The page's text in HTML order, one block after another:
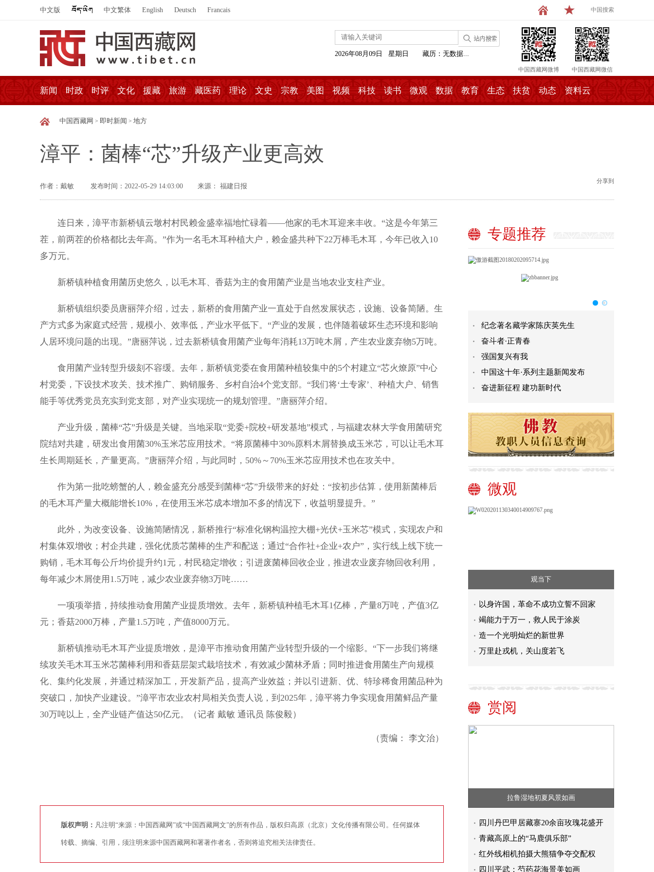
中文版 中文繁体 English Deutsch Francais 中国搜索
中国西藏网微博 中国西藏网微信
2026年08月09日 星期日 藏历：无数据...
新闻 时政 时评 文化 援藏 旅游 藏医药 理论 文史 宗教 美图 视频 科技 读书 微观 数据 教育 生态 扶贫 动态 资料云
中国西藏网 > 即时新闻 > 地方
漳平：菌棒“芯”升级产业更高效
作者：戴敏 发布时间：2022-05-29 14:03:00 来源： 福建日报
分享到
连日来，漳平市新桥镇云墩村村民赖金盛幸福地忙碌着——他家的毛木耳迎来丰收。“这是今年第三
茬，前两茬的价格都比去年高。”作为一名毛木耳种植大户，赖金盛共种下22万棒毛木耳，今年已收入10
多万元。
新桥镇种植食用菌历史悠久，以毛木耳、香菇为主的食用菌产业是当地农业支柱产业。
新桥镇组织委员唐丽萍介绍，过去，新桥的食用菌产业一直处于自然发展状态，设施、设备简陋。生
产方式多为家庭式经营，规模小、效率低，产业水平低下。“产业的发展，也伴随着破坏生态环境和影响
人居环境问题的出现。”唐丽萍说，过去新桥镇食用菌产业每年消耗13万吨木屑，产生农业废弃物5万吨。
食用菌产业转型升级刻不容缓。去年，新桥镇党委在食用菌种植较集中的5个村建立“芯火燎原”中心
村党委，下设技术攻关、技术推广、购销服务、乡村自治4个党支部。“我们将‘土专家’、种植大户、销售
能手等优秀党员充实到党支部，对产业实现统一的规划管理。”唐丽萍介绍。
产业升级，菌棒“芯”升级是关键。当地采取“党委+院校+研发基地”模式，与福建农林大学食用菌研究
院结对共建，研发出食用菌30%玉米芯应用技术。“将原菌棒中30%原料木屑替换成玉米芯，可以让毛木耳
生长周期延长，产量更高。”唐丽萍介绍，与此同时，50%～70%玉米芯应用技术也在攻关中。
作为第一批吃螃蟹的人，赖金盛充分感受到菌棒“芯”升级带来的好处：“按初步估算，使用新菌棒后
的毛木耳产量大概能增长10%，在使用玉米芯成本增加不多的情况下，收益明显提升。”
此外，为改变设备、设施简陋情况，新桥推行“标准化钢构温控大棚+光伏+玉米芯”模式，实现农户和
村集体双增收；村企共建，强化优质芯菌棒的生产和配送；通过“合作社+企业+农户”，实行线上线下统一
购销，毛木耳每公斤均价提升约1元，村民稳定增收；引进废菌棒回收企业，推进农业废弃物回收利用，
每年减少木屑使用1.5万吨，减少农业废弃物3万吨……
一项项举措，持续推动食用菌产业提质增效。去年，新桥镇种植毛木耳1亿棒，产量8万吨，产值3亿
元；香菇2000万棒，产量1.5万吨，产值8000万元。
新桥镇推动毛木耳产业提质增效，是漳平市推动食用菌产业转型升级的一个缩影。“下一步我们将继
续攻关毛木耳玉米芯菌棒利用和香菇层架式栽培技术，有效减少菌林矛盾；同时推进食用菌生产向规模
化、集约化发展，并通过精深加工，开发新产品，提高产业效益；并以引进新、优、特珍稀食用菌品种为
突破口，加快产业建设。”漳平市农业农村局相关负责人说，到2025年，漳平将力争实现食用菌鲜品产量
30万吨以上，全产业链产值达50亿元。（记者 戴敏 通讯员 陈俊毅）
（责编： 李文治）
版权声明： 凡注明“来源：中国西藏网”或“中国西藏网文”的所有作品，版权归高原（北京）文化传播有限公司。任何媒体
转载、摘编、引用，须注明来源中国西藏网和署著作者名，否则将追究相关法律责任。
专题推荐
纪念著名藏学家陈庆英先生
奋斗者·正青春
强国复兴有我
中国这十年·系列主题新闻发布
奋进新征程 建功新时代
微观
观当下
以身许国，革命不成功立誓不回家
竭能力于万一，救人民于涂炭
造一个光明灿烂的新世界
万里赴戎机，关山度若飞
赏阅
拉鲁湿地初夏风景如画
四川丹巴甲居藏寨20余亩玫瑰花盛开
青藏高原上的“马鹿俱乐部”
红外线相机拍摄大熊猫争夺交配权
四川平武：芍药花海景美如画